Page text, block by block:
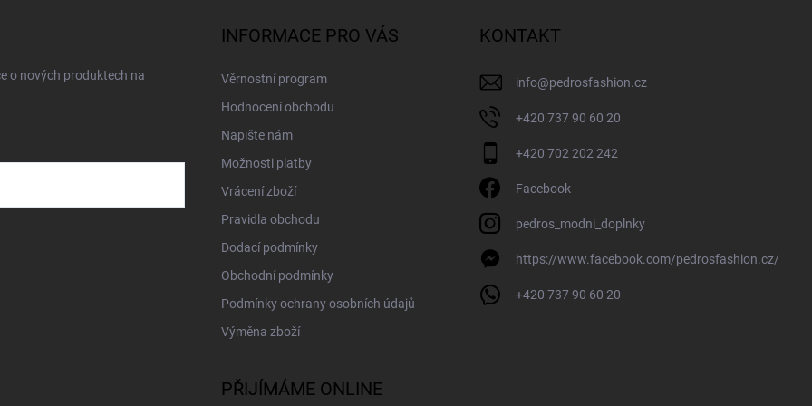
o nových produktech na
INFORMACE PRO VÁS
Věrnostní program
Hodnocení obchodu
Napište nám
Možnosti platby
Vrácení zboží
Pravidla obchodu
Dodací podmínky
Obchodní podmínky
Podmínky ochrany osobních údajů
Výměna zboží
KONTAKT
info@pedrosfashion.cz
+420 737 90 60 20
+420 702 202 242
Facebook
pedros_modni_doplnky
https://www.facebook.com/pedrosfashion.cz/
+420 737 90 60 20
PŘIJÍMÁME ONLINE